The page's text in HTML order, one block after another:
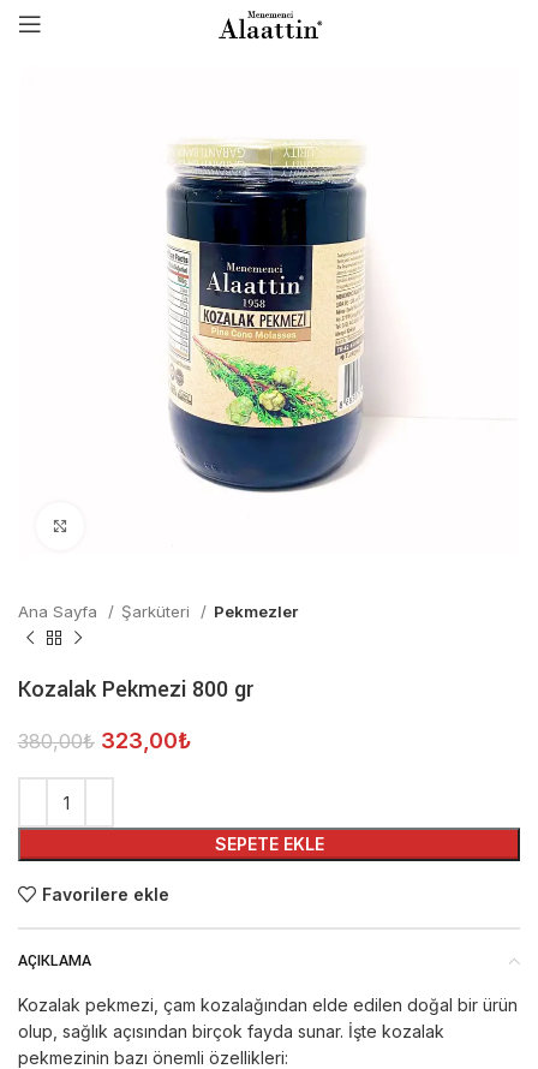
Ana Sayfa Şarküteri Pekmezler
Kozalak Pekmezi 800 gr
380,00₺ 323,00₺
SEPETE EKLE
Favorilere ekle
AÇIKLAMA
Kozalak pekmezi, çam kozalağından elde edilen doğal bir ürün
olup, sağlık açısından birçok fayda sunar. İşte kozalak
pekmezinin bazı önemli özellikleri: